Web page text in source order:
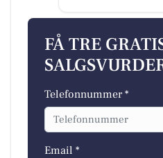
FÅ TRE
Telefonnummer *
Email *